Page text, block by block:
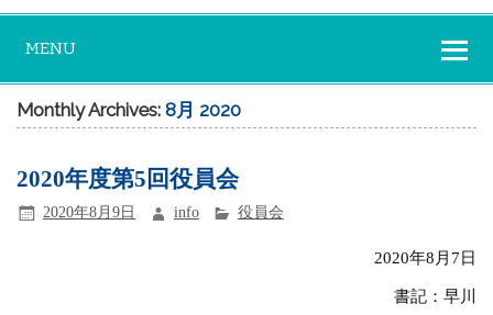
MENU
Monthly Archives:8月 2020
2020年度第5回役員会
2020年8月9日 info 役員会
2020年8月7日
書記：早川